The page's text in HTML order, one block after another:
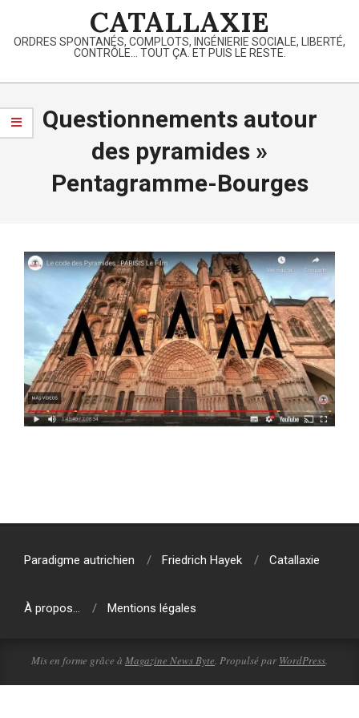
content
CATALLAXIE
ORDRES SPONTANÉS, COMPLOTS, INGÉNIERIE SOCIALE, LIBERTÉ,
CONTRÔLE… TOUT ÇA. ET PUIS LE RESTE.
Primary
Menu
Questionnements autour
des pyramides »
Pentagramme-Bourges
12-
Paradigme autrichien
Friedrich Hayek Catallaxie
À propos… Mentions légales
Mis en forme grâce à Magazine News Byte. Propulsé par WordPress.